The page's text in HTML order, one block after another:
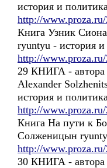
история и
http://
Книга Узник
ryuntyu - история
http://
29 КНИГА -
Alexander
история и
http://
Книга На пути к
Солженицын
http://
30 КНИГА -